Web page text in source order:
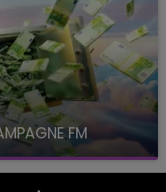
FM
FM, à 8H10